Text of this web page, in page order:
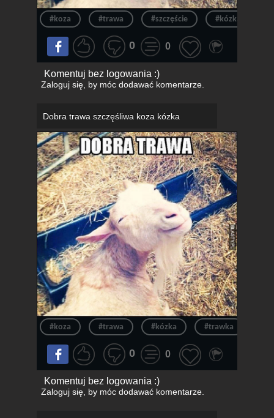
#koza #trawa #szczęście #kózka
0 0
Komentuj bez logowania :)
Zaloguj się, by móc dodawać komentarze.
Dobra trawa szczęśliwa koza kózka
#koza #trawa #kózka #trawka
0 0
Komentuj bez logowania :)
Zaloguj się, by móc dodawać komentarze.